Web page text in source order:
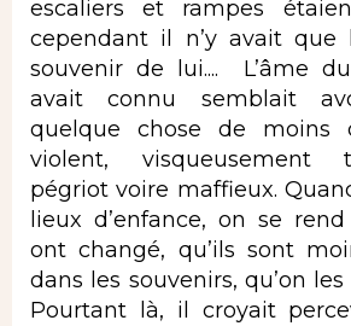
escaliers et rampes
cependant il n’y avait que
souvenir de lui.... L’âme
avait connu semblait
quelque chose de moins
violent, visqueusement
pégriot voire maffieux.
lieux d’enfance, on se
ont changé, qu’ils sont
dans les souvenirs, qu’on
Pourtant là, il croyait